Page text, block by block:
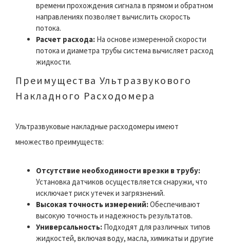
времени прохождения сигнала в прямом и обратном
направлениях позволяет вычислить скорость
потока.
Расчет расхода: На основе измеренной скорости
потока и диаметра трубы система вычисляет расход
жидкости.
Преимущества Ультразвукового
Накладного Расходомера
Ультразвуковые накладные расходомеры имеют
множество преимуществ:
Отсутствие необходимости врезки в трубу:
Установка датчиков осуществляется снаружи, что
исключает риск утечек и загрязнений.
Высокая точность измерений:Обеспечивают
высокую точность и надежность результатов.
Универсальность: Подходят для различных типов
жидкостей, включая воду, масла, химикаты и другие